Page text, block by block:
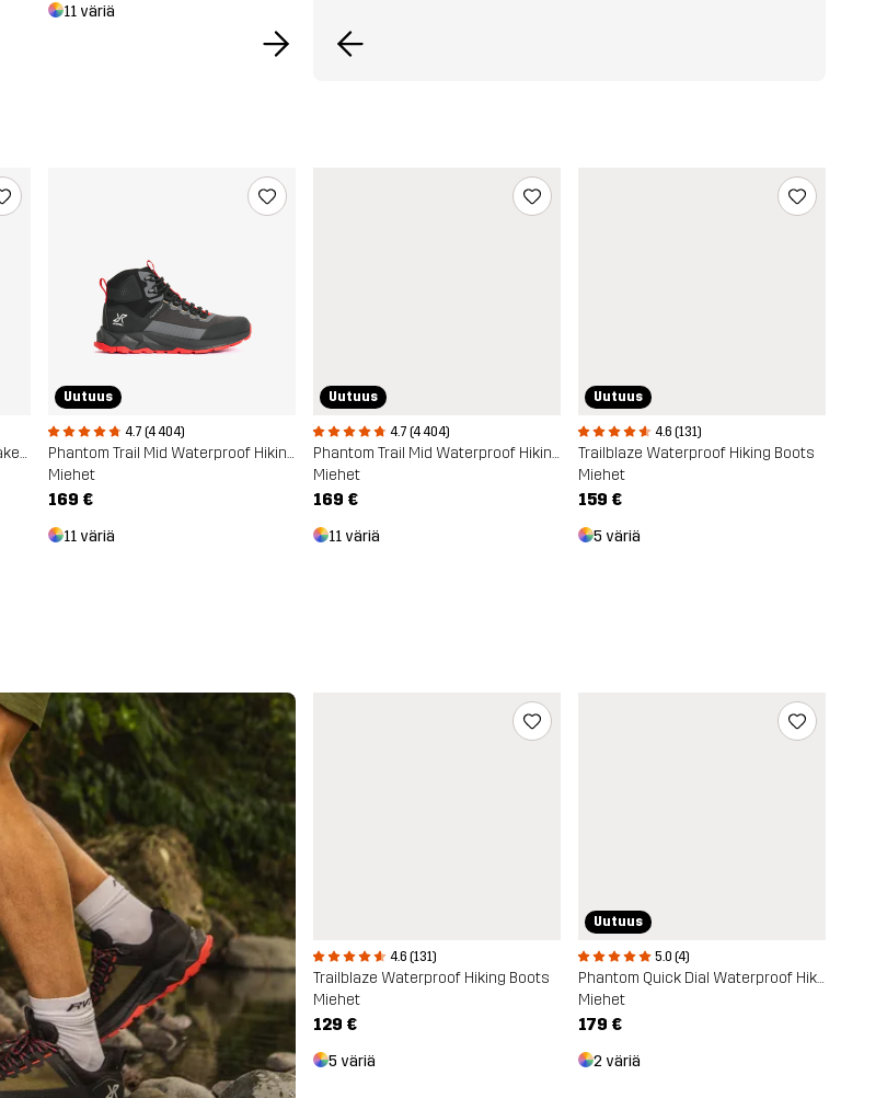
11 väriä
Trailknit Waterproof Hiking Sneakers
Uutuus
4.7 (4 404)
Phantom Trail Mid Waterproof Hiking Boots
Miehet
169 €
11 väriä
Uutuus
4.7 (4 404)
Phantom Trail Mid Waterproof Hiking Boots
Miehet
169 €
11 väriä
Uutuus
4.6 (131)
Trailblaze Waterproof Hiking Boots
Miehet
159 €
5 väriä
4.6 (131)
Trailblaze Waterproof Hiking Boots
Miehet
129 €
5 väriä
Uutuus
5.0 (4)
Phantom Quick Dial Waterproof Hiking Boots
Miehet
179 €
2 väriä